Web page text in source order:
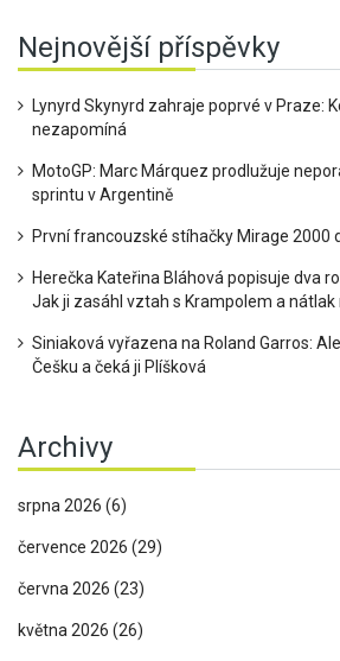
Nejnovější příspěvky
Lynyrd Skynyrd zahraje poprvé v Praze:
nezapomíná
MotoGP: Marc Márquez prodlužuje
sprintu v Argentině
První francouzské stíhačky Mirage 2000
Herečka Kateřina Bláhová popisuje dva
Jak ji zasáhl vztah s Krampolem a nátlak
Siniaková vyřazena na Roland Garros:
Češku a čeká ji Plíšková
Archivy
srpna 2026 (6)
července 2026 (29)
června 2026 (23)
května 2026 (26)